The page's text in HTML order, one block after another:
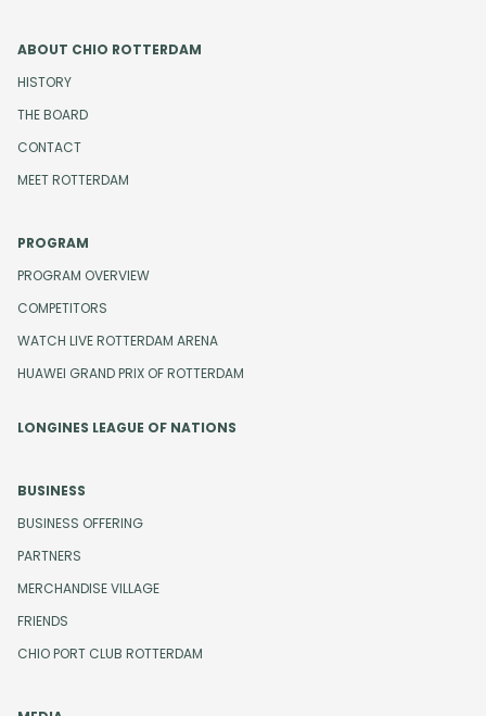
ABOUT CHIO ROTTERDAM
HISTORY
THE BOARD
CONTACT
MEET ROTTERDAM
PROGRAM
PROGRAM OVERVIEW
COMPETITORS
WATCH LIVE ROTTERDAM ARENA
HUAWEI GRAND PRIX OF ROTTERDAM
LONGINES LEAGUE OF NATIONS
BUSINESS
BUSINESS OFFERING
PARTNERS
MERCHANDISE VILLAGE
FRIENDS
CHIO PORT CLUB ROTTERDAM